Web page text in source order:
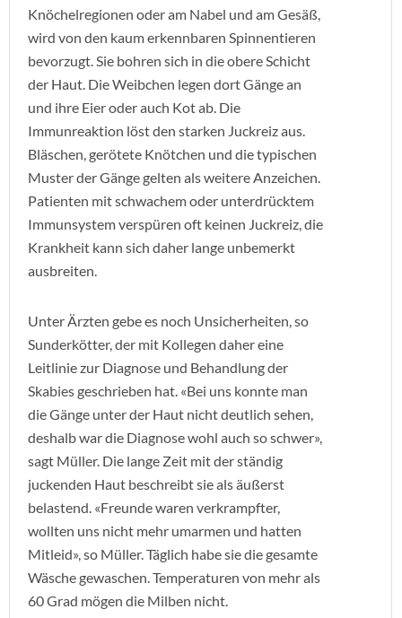
Knöchelregionen oder am Nabel und am Gesäß,
wird von den kaum erkennbaren Spinnentieren
bevorzugt. Sie bohren sich in die obere Schicht
der Haut. Die Weibchen legen dort Gänge an
und ihre Eier oder auch Kot ab. Die
Immunreaktion löst den starken Juckreiz aus.
Bläschen, gerötete Knötchen und die typischen
Muster der Gänge gelten als weitere Anzeichen.
Patienten mit schwachem oder unterdrücktem
Immunsystem verspüren oft keinen Juckreiz, die
Krankheit kann sich daher lange unbemerkt
ausbreiten.
Unter Ärzten gebe es noch Unsicherheiten, so
Sunderkötter, der mit Kollegen daher eine
Leitlinie zur Diagnose und Behandlung der
Skabies geschrieben hat. «Bei uns konnte man
die Gänge unter der Haut nicht deutlich sehen,
deshalb war die Diagnose wohl auch so schwer»,
sagt Müller. Die lange Zeit mit der ständig
juckenden Haut beschreibt sie als äußerst
belastend. «Freunde waren verkrampfter,
wollten uns nicht mehr umarmen und hatten
Mitleid», so Müller. Täglich habe sie die gesamte
Wäsche gewaschen. Temperaturen von mehr als
60 Grad mögen die Milben nicht.